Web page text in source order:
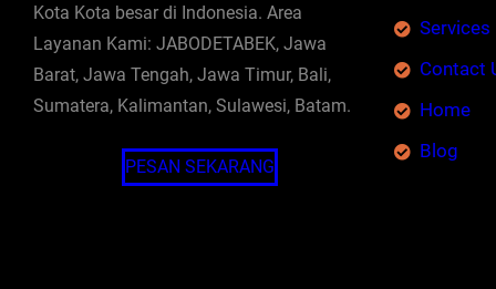
Kota Kota besar di Indonesia. Area
Layanan Kami: JABODETABEK, Jawa
Barat, Jawa Tengah, Jawa Timur, Bali,
Sumatera, Kalimantan, Sulawesi, Batam.
PESAN SEKARANG
Services
Contact
Home
Blog